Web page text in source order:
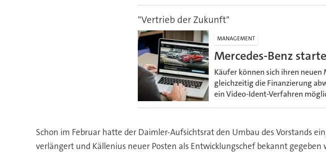
"Vertrieb der Zukunft"
MANAGEMENT
Mercedes-Benz
Käufer können sich ihren
gleichzeitig die Finanzierung
ein Video-Ident-Verfahren
Schon im Februar hatte der Daimler-Aufsichtsrat den Umbau des Vorstands
verlängert und Källenius neuer Posten als Entwicklungschef bekannt